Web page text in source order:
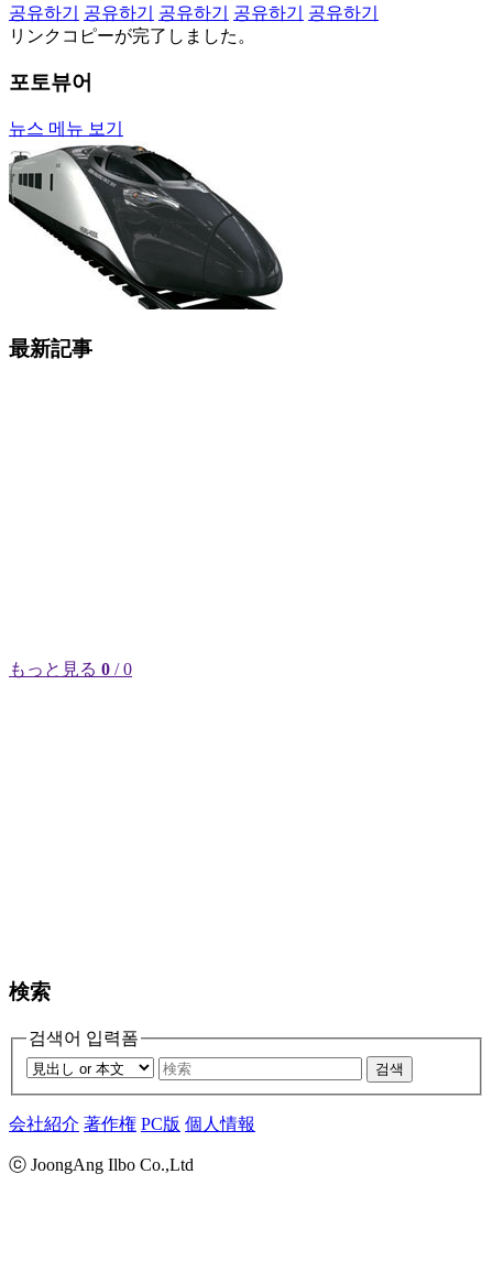
공유하기
공유하기 공유하기 공유하기
공유하기
リンクコピーが完了しました。
포토뷰어
뉴스 메뉴 보기
最新記事
もっと見る 0 / 0
検索
검색어 입력폼
검색
会社紹介 著作権 PC版 個人情報
ⓒ JoongAng Ilbo Co.,Ltd